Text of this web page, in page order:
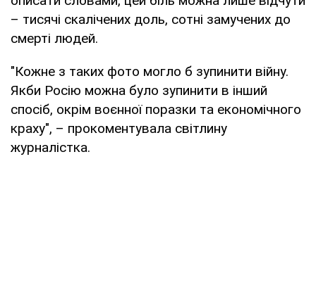
– тисячі скалічених доль, сотні замучених до
смерті людей.
"Кожне з таких фото могло б зупинити війну.
Якби Росію можна було зупинити в інший
спосіб, окрім воєнної поразки та економічного
краху", – прокоментувала світлину
журналістка.